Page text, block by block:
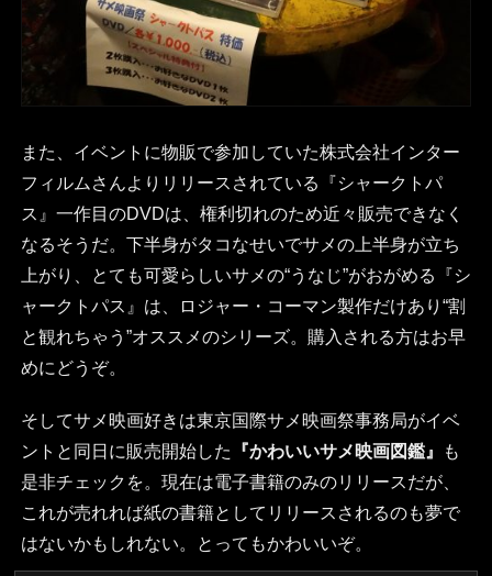
また、イベントに物販で参加していた株式会社インター
フィルムさんよりリリースされている『シャークトパ
ス』一作目のDVDは、権利切れのため近々販売できなく
なるそうだ。下半身がタコなせいでサメの上半身が立ち
上がり、とても可愛らしいサメの“うなじ”がおがめる『シ
ャークトパス』は、ロジャー・コーマン製作だけあり“割
と観れちゃう”オススメのシリーズ。購入される方はお早
めにどうぞ。
そしてサメ映画好きは東京国際サメ映画祭事務局がイベ
ントと同日に販売開始した
『かわいいサメ映画図鑑』
も
是非チェックを。現在は電子書籍のみのリリースだが、
これが売れれば紙の書籍としてリリースされるのも夢で
はないかもしれない。とってもかわいいぞ。